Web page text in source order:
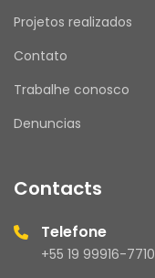
Projetos realizados
Contato
Trabalhe conosco
Denuncias
Contacts
Telefone
+55 19 99916-7710